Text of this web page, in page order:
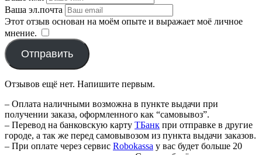
Ваша эл.почта
Этот отзыв основан на моём опыте и выражает моё личное
мнение.
Отправить
Отзывов ещё нет. Напишите первым.
– Оплата наличными возможна в пункте выдачи при
получении заказа, оформленного как “самовывоз”.
– Перевод на банковскую карту TБанк при отправке в другие
городе, а так же перед самовывозом из пункта выдачи заказов.
– При оплате через сервис Robokassa у вас будет больше 20